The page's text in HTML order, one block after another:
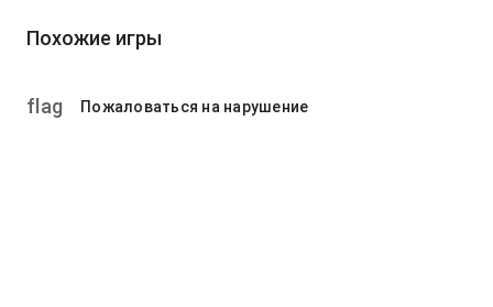
Похожие игры
flag Пожаловаться на нарушение